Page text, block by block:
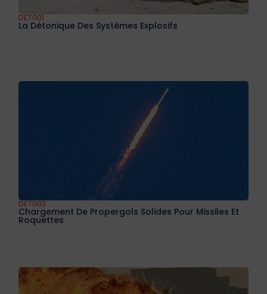
DET001
La Détonique Des Systèmes Explosifs
DET003
Chargement De Propergols Solides Pour Missiles Et
Roquettes